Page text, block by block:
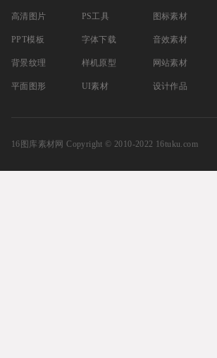
高清图片
PPT模板
背景纹理
平面图形
PS工具
字体下载
样机原型
UI素材
图标素材
音效素材
网站素材
设计作品
16图库素材网 Copyright © 2010-2022 16tuku.com